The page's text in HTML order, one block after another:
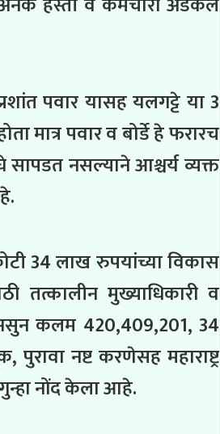
पवार यासह यलगट्टे या 3
मात्र पवार व बोर्डे हे फरारच
नसल्याने आश्चर्य व्यक्त
34 लाखरुपयांच्या विकास
तत्कालीन मुख्याधिकारी व
असुन कलम 420,409,201, 34
नष्ट करणेसह महाराष्ट्र
नोंद केला आहे.